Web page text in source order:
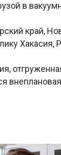
в
край,
Хакасия,